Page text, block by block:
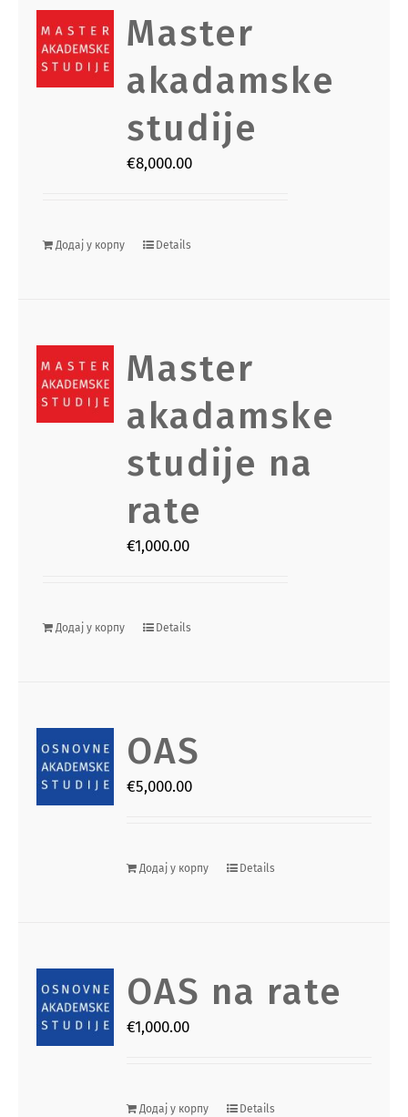
Master
akadamske
studije
€8,000.00
Додај у корпу Details
Master
akadamske
studije na
rate
€1,000.00
Додај у корпу Details
OAS
€5,000.00
Додај у корпу Details
OAS na rate
€1,000.00
Додај у корпу Details